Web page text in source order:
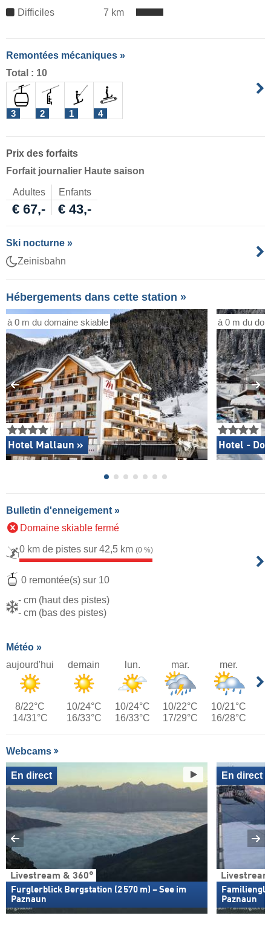
Difficiles
7 km
Remontées mécaniques »
Total : 10
3 2 1 4
Prix des forfaits
Forfait journalier Haute saison
Adultes Enfants
€ 67,- € 43,-
Ski nocturne »
Zeinisbahn
Hébergements dans cette station »
à 0 m du domaine skiable
Hotel Mallaun »
à 0 m du
Hotel -
Bulletin d'enneigement »
Domaine skiable fermé
0 km de pistes sur 42,5 km (0 %)
0 remontée(s) sur 10
- cm (haut des pistes)
- cm (bas des pistes)
Météo »
aujourd'hui
8/22°C
14/31°C
demain
10/24°C
16/33°C
lun.
10/24°C
16/33°C
mar.
10/22°C
17/29°C
mer.
10/21°C
16/28°C
Webcams
Livestream & 360°
Furglerblick Bergstation (2 570 m) – See im
Paznaun
En direct
Paznaun
En direct